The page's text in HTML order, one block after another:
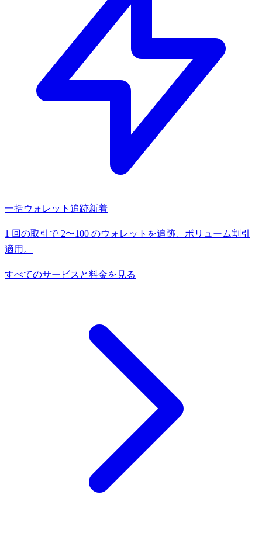
一括ウォレット追跡新着
1 回の取引で 2〜100 のウォレットを追跡、ボリューム割引
適用。
すべてのサービスと料金を見る